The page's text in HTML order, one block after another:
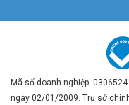
Mã số doanh nghiệp:
ngày 02/01/2009. Trụ sở